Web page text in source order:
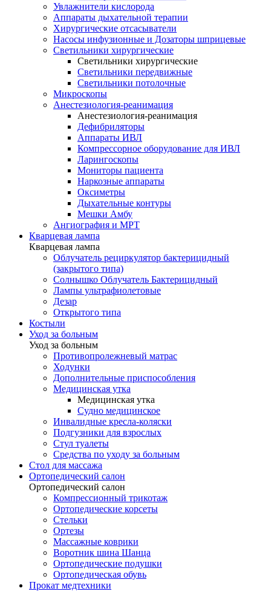
Увлажнители кислорода
Аппараты дыхательной терапии
Хирургические отсасыватели
Насосы инфузионные и Дозаторы шприцевые
Светильники хирургические
Светильники хирургические
Светильники передвижные
Светильники потолочные
Микроскопы
Анестезиология-реанимация
Анестезиология-реанимация
Дефибриляторы
Аппараты ИВЛ
Компрессорное оборудование для ИВЛ
Ларингоскопы
Мониторы пациента
Наркозные аппараты
Оксиметры
Дыхательные контуры
Мешки Амбу
Ангиография и МРТ
Кварцевая лампа
Кварцевая лампа
Облучатель рециркулятор бактерицидный
(закрытого типа)
Солнышко Облучатель Бактерицидный
Лампы ультрафиолетовые
Дезар
Открытого типа
Костыли
Уход за больным
Уход за больным
Противопролежневый матрас
Ходунки
Дополнительные приспособления
Медицинская утка
Медицинская утка
Судно медицинское
Инвалидные кресла-коляски
Подгузники для взрослых
Стул туалеты
Средства по уходу за больным
Cтол для массажа
Ортопедический салон
Ортопедический салон
Компрессионный трикотаж
Ортопедические корсеты
Стельки
Ортезы
Массажные коврики
Воротник шина Шанца
Ортопедические подушки
Ортопедическая обувь
Прокат медтехники